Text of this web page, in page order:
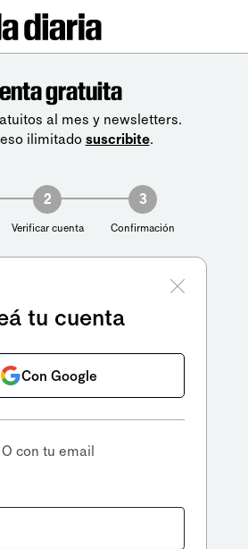
gratuita
al mes y newsletters.
ilimitado suscribite.
2
Verificar cuenta
3
Confirmación
tu cuenta
Con Google
O con tu email